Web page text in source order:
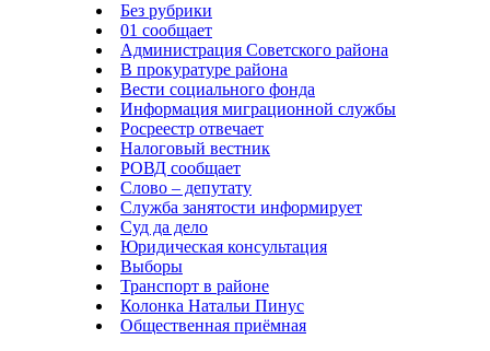
Без рубрики
01 сообщает
Администрация Советского района
В прокуратуре района
Вести социального фонда
Информация миграционной службы
Росреестр отвечает
Налоговый вестник
РОВД сообщает
Слово – депутату
Служба занятости информирует
Суд да дело
Юридическая консультация
Выборы
Транспорт в районе
Колонка Натальи Пинус
Общественная приёмная